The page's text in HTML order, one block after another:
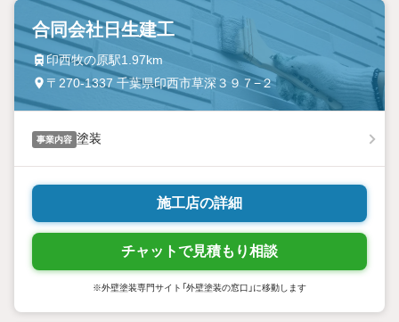
合同会社日生建工
印西牧の原駅1.97km
〒270-1337 千葉県印西市草深３９７−２
事業内容 塗装
施工店の詳細
チャットで見積もり相談
※外壁塗装専門サイト「外壁塗装の窓口」に移動します